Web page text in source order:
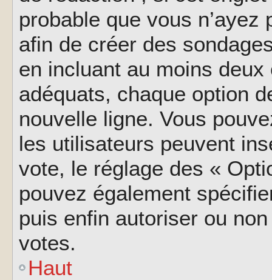
probable que vous
afin de créer des
en incluant au moins
adéquats, chaque option
nouvelle ligne. Vous
les utilisateurs peuvent
vote, le réglage des «
pouvez également
puis enfin autoriser ou
votes.
Haut